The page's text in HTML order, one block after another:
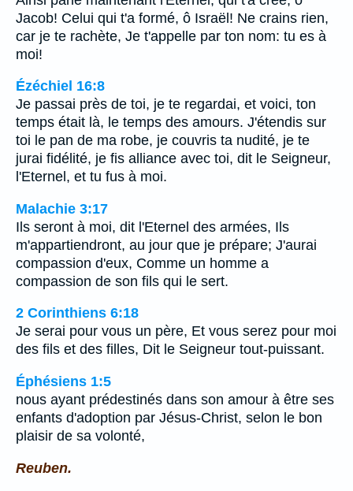
Jacob! Celui qui t'a formé, ô Israël! Ne crains rien,
car je te rachète, Je t'appelle par ton nom: tu es à
moi!
Ézéchiel 16:8
Je passai près de toi, je te regardai, et voici, ton
temps était là, le temps des amours. J'étendis sur
toi le pan de ma robe, je couvris ta nudité, je te
jurai fidélité, je fis alliance avec toi, dit le Seigneur,
l'Eternel, et tu fus à moi.
Malachie 3:17
Ils seront à moi, dit l'Eternel des armées, Ils
m'appartiendront, au jour que je prépare; J'aurai
compassion d'eux, Comme un homme a
compassion de son fils qui le sert.
2 Corinthiens 6:18
Je serai pour vous un père, Et vous serez pour moi
des fils et des filles, Dit le Seigneur tout-puissant.
Éphésiens 1:5
nous ayant prédestinés dans son amour à être ses
enfants d'adoption par Jésus-Christ, selon le bon
plaisir de sa volonté,
Reuben.